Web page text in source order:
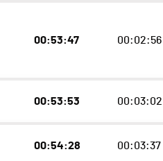
00:53:47 00:02:56
00:53:53 00:03:02
00:54:28 00:03:37